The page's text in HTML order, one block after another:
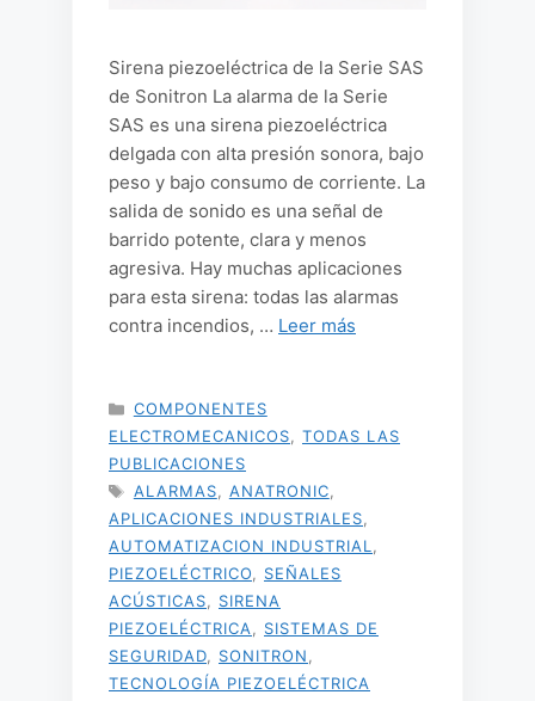
Sirena piezoeléctrica de la Serie SAS
de Sonitron La alarma de la Serie
SAS es una sirena piezoeléctrica
delgada con alta presión sonora, bajo
peso y bajo consumo de corriente. La
salida de sonido es una señal de
barrido potente, clara y menos
agresiva. Hay muchas aplicaciones
para esta sirena: todas las alarmas
contra incendios, … Leer más
CATEGORÍAS
COMPONENTES
ELECTROMECANICOS
TODAS LAS
PUBLICACIONES
ETIQUETAS
ALARMAS ANATRONIC
APLICACIONES INDUSTRIALES
AUTOMATIZACION INDUSTRIAL
PIEZOELÉCTRICO
SEÑALES
ACÚSTICAS
SIRENA
PIEZOELÉCTRICA
SISTEMAS DE
SEGURIDAD
SONITRON
TECNOLOGÍA PIEZOELÉCTRICA